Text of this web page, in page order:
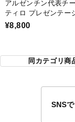
アルゼンチン代表チ
ティロ プレゼンテー
ンツ
¥8,800
同カテゴリ商
SNS